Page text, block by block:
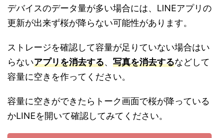
デバイスのデータ量が多い場合には、LINEアプリの
更新が出来ず桜が降らない可能性があります。
ストレージを確認して容量が足りていない場合はい
らないアプリを消去する、 写真を消去するなどして
容量に空きを作ってください。
容量に空きができたらトーク画面で桜が降っている
かLINEを開いて確認してみてください。